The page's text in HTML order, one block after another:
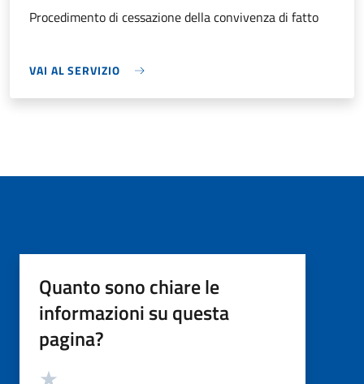
Procedimento di cessazione della convivenza di fatto
VAI AL SERVIZIO
Quanto sono chiare le
informazioni su questa
pagina?
Valutazione